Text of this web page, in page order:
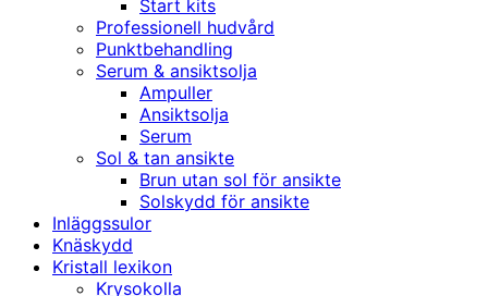
Start kits
Professionell hudvård
Punktbehandling
Serum & ansiktsolja
Ampuller
Ansiktsolja
Serum
Sol & tan ansikte
Brun utan sol för ansikte
Solskydd för ansikte
Inläggssulor
Knäskydd
Kristall lexikon
Krysokolla